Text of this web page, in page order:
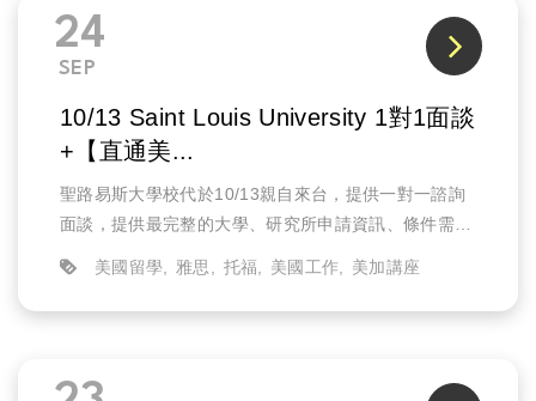
24
SEP
10/13 Saint Louis University 1對1面談
+【直通美...
聖路易斯大學校代於10/13親自來台，提供一對一諮詢
面談，提供最完整的大學、研究所申請資訊、條件需
求、以及說明攻讀該校科系如何幫助未來就業的發展。
美國留學 雅思 托福 美國工作 美加講座